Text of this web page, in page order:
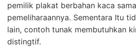
pemilik plakat berbahan kaca
pemeliharaannya. Sementara Itu
lain, contoh tunak membutuhkan
distingtif.